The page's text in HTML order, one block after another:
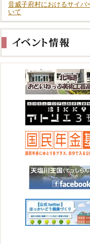
音威子府村におけるサイバ
いて